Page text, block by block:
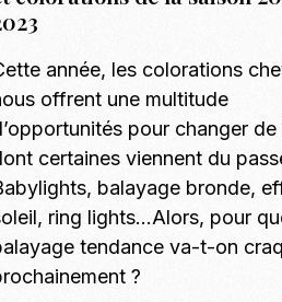
Search
Modeles & Talents
et régie photo en Tunisie
année, les colorations
offrent une multitude
pour changer
certaines viennent du
balayage bronde,
ring lights…Alors, pour
tendance va-t-on
?